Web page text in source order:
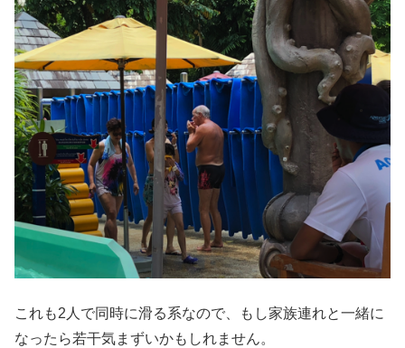
これも2人で同時に滑る系なので、もし家族連れと一緒に
なったら若干気まずいかもしれません。